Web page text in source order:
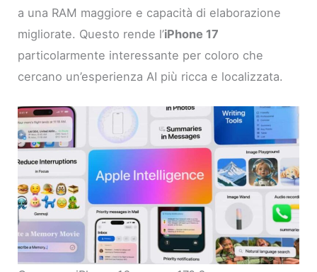
a una RAM maggiore e capacità di elaborazione
migliorate. Questo rende l’iPhone 17
particolarmente interessante per coloro che
cercano un’esperienza AI più ricca e localizzata.